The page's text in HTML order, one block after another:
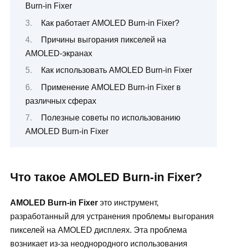
Burn-in Fixer
Как работает AMOLED Burn-in Fixer?
Причины выгорания пикселей на
AMOLED-экранах
Как использовать AMOLED Burn-in Fixer
Применение AMOLED Burn-in Fixer в
различных сферах
Полезные советы по использованию
AMOLED Burn-in Fixer
Что такое AMOLED Burn-in Fixer?
AMOLED Burn-in Fixer это инструмент,
разработанный для устранения проблемы выгорания
пикселей на AMOLED дисплеях. Эта проблема
возникает из-за неоднородного использования